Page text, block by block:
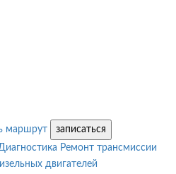
маршрут
записаться
Ремонт трансмиссии
двигателей